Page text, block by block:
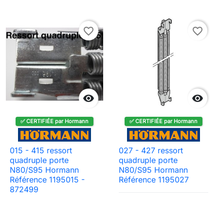

favorite_border
✅ CERTIFIÉE par Hormann
015 - 415 ressort
quadruple porte
N80/S95 Hormann
Référence 1195015 -
872499

favorite_border
✅ CERTIFIÉE par Hormann
027 - 427 ressort
quadruple porte
N80/S95 Hormann
Référence 1195027